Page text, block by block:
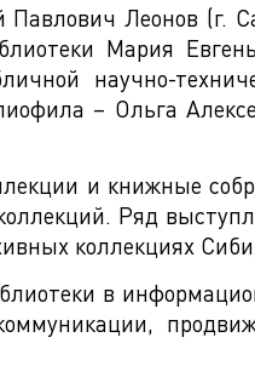
Леонов (г.
Мария
научно-
– Ольга
и книжные
Ряд
коллекциях
в